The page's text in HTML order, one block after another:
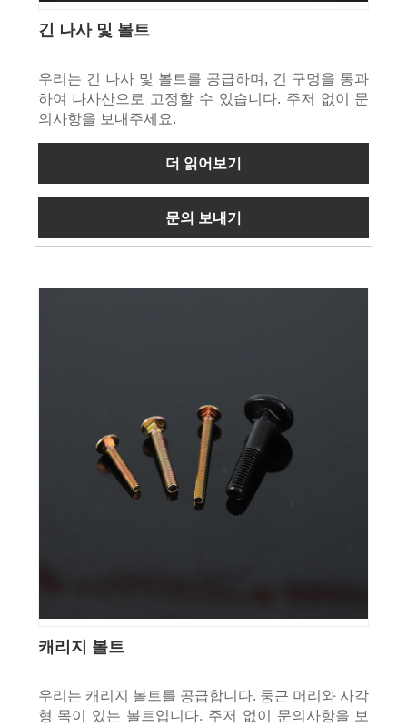
긴 나사 및 볼트
우리는 긴 나사 및 볼트를 공급하며, 긴 구멍을 통과
하여 나사산으로 고정할 수 있습니다. 주저 없이 문
의사항을 보내주세요.
더 읽어보기
문의 보내기
캐리지 볼트
우리는 캐리지 볼트를 공급합니다. 둥근 머리와 사각
형 목이 있는 볼트입니다. 주저 없이 문의사항을 보